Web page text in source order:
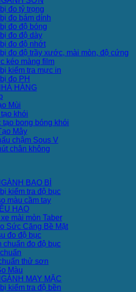
đo tỷ trọng
đo bám dính
đo độ bóng
đo độ dày
đo độ nhớt
đo độ trầy xước, mài mòn, độ cứng
kéo màng film
kiểm tra mực in
đo PH
HÀNG
Mùi
khói
tạo bong bóng khói
Mây
chậm Sous V
chân không
BAO BÌ
kiểm tra độ bục
màu cầm tay
HAO
mài mòn Taber
Sức Căng Bề Mặt
đo độ bục
chuẩn đo độ bục
thử sơn
Màu
MAY MẶC
kiểm tra độ bền